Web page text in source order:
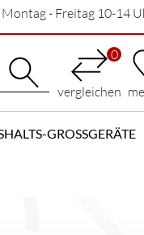
- Freitag 10-14
0
vergleichen
GROSSGERÄTE